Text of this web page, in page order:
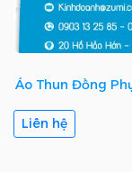
Áo Thun Đồng
Liên hệ